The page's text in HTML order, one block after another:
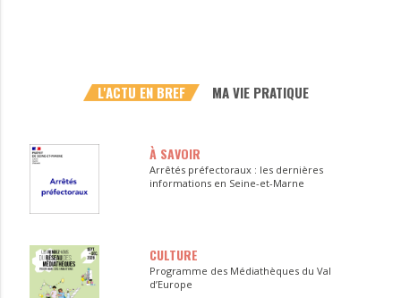
L'ACTU EN BREF MA VIE PRATIQUE
À SAVOIR
Arrêtés préfectoraux : les dernières
informations en Seine-et-Marne
CULTURE
Programme des Médiathèques du Val
d’Europe